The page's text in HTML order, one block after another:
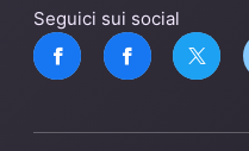
Seguici sui social